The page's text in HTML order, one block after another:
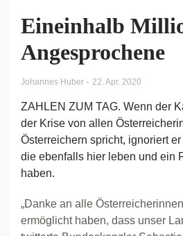
Eineinhalb
Angesprochene
Johannes Huber - 22. Apr. 2020
ZAHLEN ZUM TAG. Wenn der
der Krise von allen
Österreichern spricht, ignoriert
die ebenfalls hier leben und ein
haben.
„Danke an alle
ermöglicht haben, dass unser